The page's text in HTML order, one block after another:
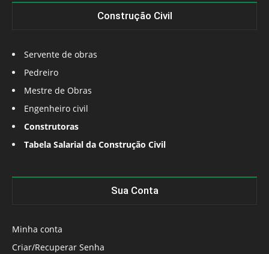
Construção Civil
Servente de obras
Pedreiro
Mestre de Obras
Engenheiro civil
Construtoras
Tabela Salarial da Construção Civil
Sua Conta
Minha conta
Criar/Recuperar Senha